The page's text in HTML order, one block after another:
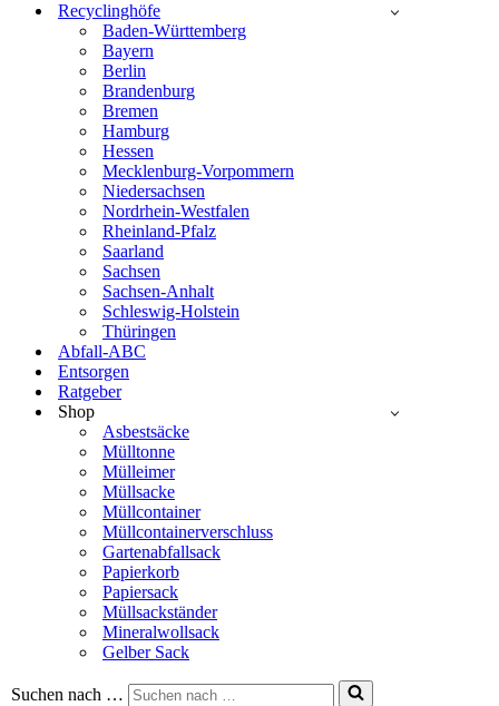
Recyclinghöfe
Baden-Württemberg
Bayern
Berlin
Brandenburg
Bremen
Hamburg
Hessen
Mecklenburg-Vorpommern
Niedersachsen
Nordrhein-Westfalen
Rheinland-Pfalz
Saarland
Sachsen
Sachsen-Anhalt
Schleswig-Holstein
Thüringen
Abfall-ABC
Entsorgen
Ratgeber
Shop
Asbestsäcke
Mülltonne
Mülleimer
Müllsacke
Müllcontainer
Müllcontainerverschluss
Gartenabfallsack
Papierkorb
Papiersack
Müllsackständer
Mineralwollsack
Gelber Sack
Suchen nach …